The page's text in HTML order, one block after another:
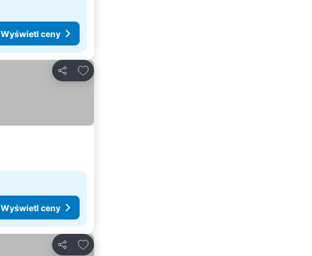
Wyświetl ceny
Udostępnij
Dodaj do ulubionych
Wyświetl ceny
Udostępnij
Dodaj do ulubionych